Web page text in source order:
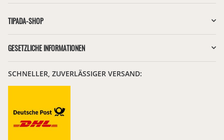
TIPADA-SHOP
GESETZLICHE INFORMATIONEN
SCHNELLER, ZUVERLÄSSIGER VERSAND: